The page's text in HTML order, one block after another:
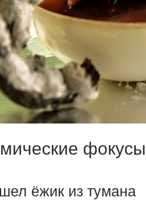
фокусы
ёжик из тумана